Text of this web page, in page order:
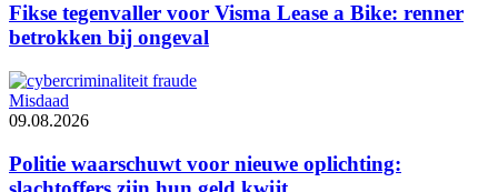
Fikse tegenvaller voor Visma Lease a Bike: renner
betrokken bij ongeval
Misdaad
09.08.2026
Politie waarschuwt voor nieuwe oplichting: